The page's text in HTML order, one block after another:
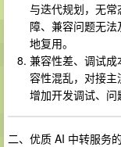
与迭代规划，无
障、兼容问题无
地复用。
兼容性差、调试
容性混乱，对接
增加开发调试、问
二、优质 AI 中转服务